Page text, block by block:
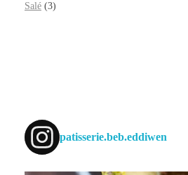
Salé (3)
patisserie.beb.eddiwen